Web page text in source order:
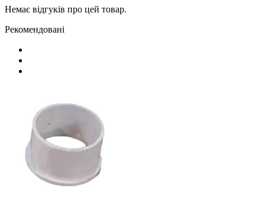
Немає відгуків про цей товар.
Рекомендовані